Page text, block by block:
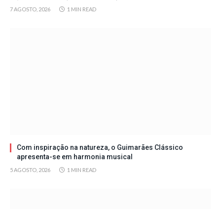
7 AGOSTO, 2026 1 MIN READ
Com inspiração na natureza, o Guimarães Clássico
apresenta-se em harmonia musical
5 AGOSTO, 2026 1 MIN READ